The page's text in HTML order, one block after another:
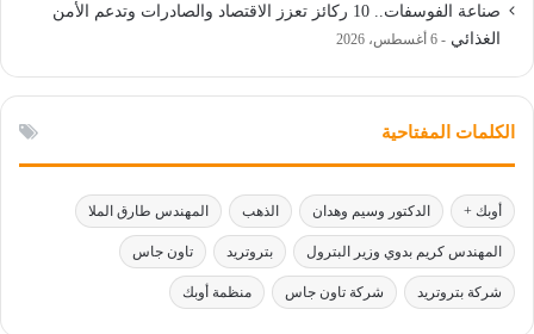
صناعة الفوسفات.. 10 ركائز تعزز الاقتصاد والصادرات وتدعم الأمن
الغذائي
6 أغسطس، 2026
الكلمات المفتاحية
أوبك + الدكتور وسيم وهدان الذهب المهندس طارق الملا
المهندس كريم بدوي وزير البترول بتروتريد تاون جاس
شركة بتروتريد شركة تاون جاس منظمة أوبك